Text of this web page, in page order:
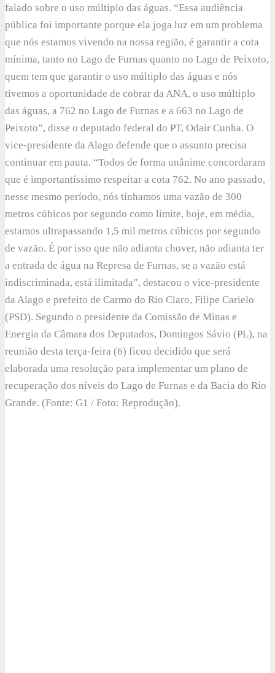
falado sobre o uso múltiplo das águas. “Essa audiência
pública foi importante porque ela joga luz em um problema
que nós estamos vivendo na nossa região, é garantir a cota
mínima, tanto no Lago de Furnas quanto no Lago de Peixoto,
quem tem que garantir o uso múltiplo das águas e nós
tivemos a oportunidade de cobrar da ANA, o uso múltiplo
das águas, a 762 no Lago de Furnas e a 663 no Lago de
Peixoto”, disse o deputado federal do PT, Odair Cunha. O
vice-presidente da Alago defende que o assunto precisa
continuar em pauta. “Todos de forma unânime concordaram
que é importantíssimo respeitar a cota 762. No ano passado,
nesse mesmo período, nós tínhamos uma vazão de 300
metros cúbicos por segundo como limite, hoje, em média,
estamos ultrapassando 1,5 mil metros cúbicos por segundo
de vazão. É por isso que não adianta chover, não adianta ter
a entrada de água na Represa de Furnas, se a vazão está
indiscriminada, está ilimitada”, destacou o vice-presidente
da Alago e prefeito de Carmo do Rio Claro, Filipe Carielo
(PSD). Segundo o presidente da Comissão de Minas e
Energia da Câmara dos Deputados, Domingos Sávio (PL), na
reunião desta terça-feira (6) ficou decidido que será
elaborada uma resolução para implementar um plano de
recuperação dos níveis do Lago de Furnas e da Bacia do Rio
Grande. (Fonte: G1 / Foto: Reprodução).